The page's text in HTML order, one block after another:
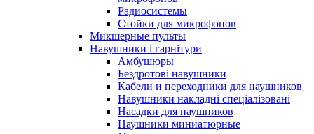
Радиосистемы
Стойки для микрофонов
Микшерные пульты
Навушники і гарнітури
Амбушюры
Бездротові навушники
Кабели и переходники для наушников
Навушники накладні спеціалізовані
Насадки для наушников
Наушники миниатюрные